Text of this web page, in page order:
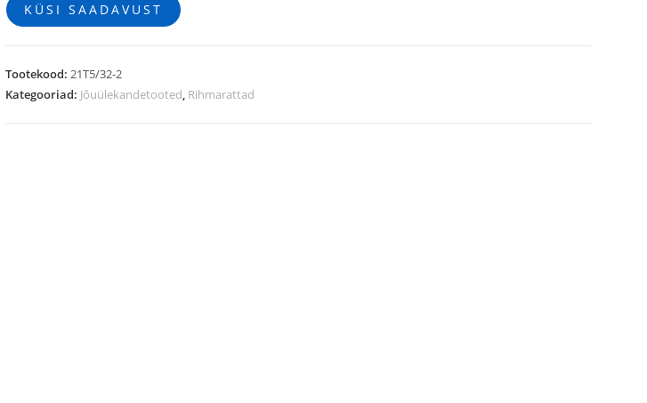
KÜSI SAADAVUST
Tootekood:21T5/32-2
Kategooriad: Jõuülekandetooted, Rihmarattad